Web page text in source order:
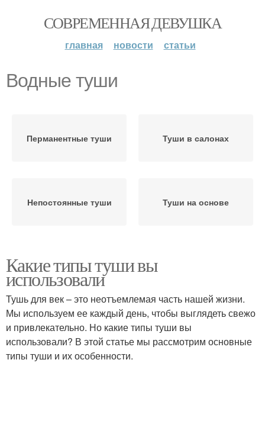
СОВРЕМЕННАЯ ДЕВУШКА
главная новости статьи
Водные туши
Перманентные туши Туши в салонах
Непостоянные туши Туши на основе
Какие типы туши вы
использовали
Тушь для век – это неотъемлемая часть нашей жизни.
Мы используем ее каждый день, чтобы выглядеть свежо
и привлекательно. Но какие типы туши вы
использовали? В этой статье мы рассмотрим основные
типы туши и их особенности.